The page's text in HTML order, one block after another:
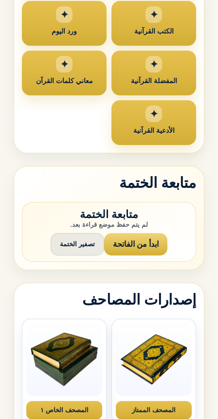
الكتب القرآنية ورد اليوم
المفضلة القرآنية معاني كلمات القرآن
الأدعية القرآنية
متابعة الختمة
متابعة الختمة
لم يتم حفظ موضع قراءة بعد.
ابدأ من الفاتحة تصفير الختمة
إصدارات المصاحف
المصحف الممتاز المصحف الخاص ١